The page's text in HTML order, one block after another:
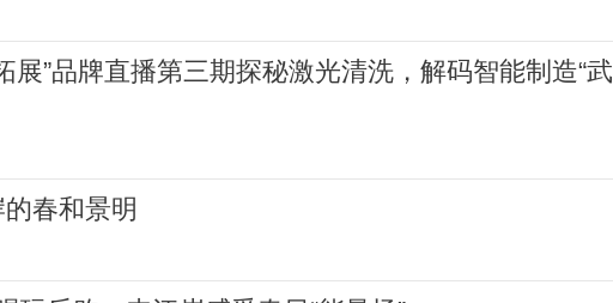
展”品牌直播第三期探秘激光清洗，解码智能制造“武
春和景明